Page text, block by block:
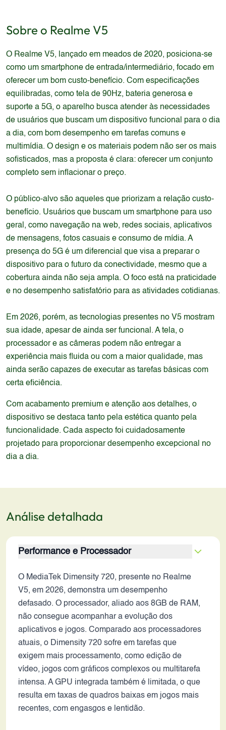
Sobre o Realme V5
O Realme V5, lançado em meados de 2020, posiciona-se
como um smartphone de entrada/intermediário, focado em
oferecer um bom custo-benefício. Com especificações
equilibradas, como tela de 90Hz, bateria generosa e
suporte a 5G, o aparelho busca atender às necessidades
de usuários que buscam um dispositivo funcional para o dia
a dia, com bom desempenho em tarefas comuns e
multimídia. O design e os materiais podem não ser os mais
sofisticados, mas a proposta é clara: oferecer um conjunto
completo sem inflacionar o preço.
O público-alvo são aqueles que priorizam a relação custo-
benefício. Usuários que buscam um smartphone para uso
geral, como navegação na web, redes sociais, aplicativos
de mensagens, fotos casuais e consumo de mídia. A
presença do 5G é um diferencial que visa a preparar o
dispositivo para o futuro da conectividade, mesmo que a
cobertura ainda não seja ampla. O foco está na praticidade
e no desempenho satisfatório para as atividades cotidianas.
Em 2026, porém, as tecnologias presentes no V5 mostram
sua idade, apesar de ainda ser funcional. A tela, o
processador e as câmeras podem não entregar a
experiência mais fluida ou com a maior qualidade, mas
ainda serão capazes de executar as tarefas básicas com
certa eficiência.
Com acabamento premium e atenção aos detalhes, o
dispositivo se destaca tanto pela estética quanto pela
funcionalidade. Cada aspecto foi cuidadosamente
projetado para proporcionar desempenho excepcional no
dia a dia.
Análise detalhada
Performance e Processador
O MediaTek Dimensity 720, presente no Realme
V5, em 2026, demonstra um desempenho
defasado. O processador, aliado aos 8GB de RAM,
não consegue acompanhar a evolução dos
aplicativos e jogos. Comparado aos processadores
atuais, o Dimensity 720 sofre em tarefas que
exigem mais processamento, como edição de
vídeo, jogos com gráficos complexos ou multitarefa
intensa. A GPU integrada também é limitada, o que
resulta em taxas de quadros baixas em jogos mais
recentes, com engasgos e lentidão.